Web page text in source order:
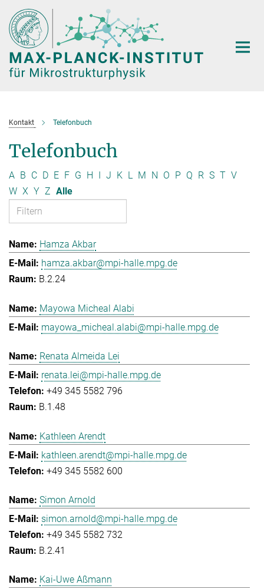
Hauptinhalt
Kontakt Telefonbuch
Telefonbuch
A B C D E F G H I J K L M N O P Q R S T V
W X Y Z Alle
Hamza Akbar
hamza.akbar@mpi-halle.mpg.de
B.2.24
Mayowa Micheal Alabi
mayowa_micheal.alabi@mpi-halle.mpg.de
Renata Almeida Lei
renata.lei@mpi-halle.mpg.de
+49 345 5582 796
B.1.48
Kathleen Arendt
kathleen.arendt@mpi-halle.mpg.de
+49 345 5582 600
Simon Arnold
simon.arnold@mpi-halle.mpg.de
+49 345 5582 732
B.2.41
Kai-Uwe Aßmann